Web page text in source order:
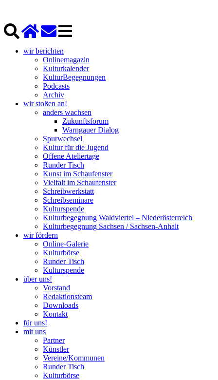
wir berichten
Onlinemagazin
Kulturkalender
KulturBegegnungen
Podcasts
Archiv
wir stoßen an!
anders wachsen
Zukunftsforum
Warngauer Dialog
Spurwechsel
Kultur für die Jugend
Offene Ateliertage
Runder Tisch
Kunst im Schaufenster
Vielfalt im Schaufenster
Schreibwerkstatt
Schreibseminare
Kulturspende
Kulturbegegnung Waldviertel – Niederösterreich
Kulturbegegnung Sachsen / Sachsen-Anhalt
wir fördern
Online-Galerie
Kulturbörse
Runder Tisch
Kulturspende
über uns!
Vorstand
Redaktionsteam
Downloads
Kontakt
für uns!
mit uns
Partner
Künstler
Vereine/Kommunen
Runder Tisch
Kulturbörse